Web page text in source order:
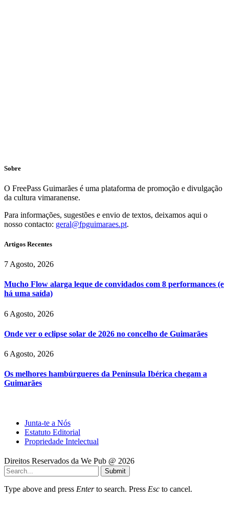
Sobre
O FreePass Guimarães é uma plataforma de promoção e divulgação
da cultura vimaranense.
Para informações, sugestões e envio de textos, deixamos aqui o
nosso contacto: geral@fpguimaraes.pt.
Artigos Recentes
7 Agosto, 2026
Mucho Flow alarga leque de convidados com 8 performances (e
há uma saída)
6 Agosto, 2026
Onde ver o eclipse solar de 2026 no concelho de Guimarães
6 Agosto, 2026
Os melhores hambúrgueres da Península Ibérica chegam a
Guimarães
Junta-te a Nós
Estatuto Editorial
Propriedade Intelectual
Direitos Reservados da We Pub @ 2026
Submit
Type above and press Enterto search. Press Esc to cancel.